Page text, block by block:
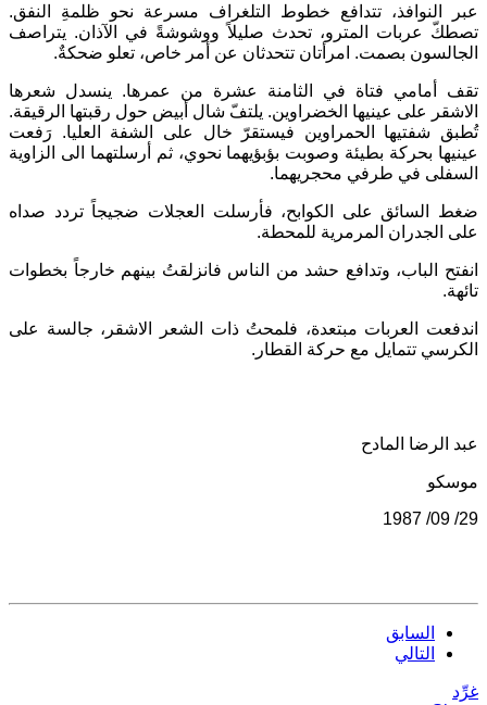
عبر النوافذ، تتدافع خطوط التلغراف مسرعة نحو ظلمةِ النفق.
تصطكّ عربات المترو، تحدث صليلاً ووشوشةً في الآذان. يتراصف
الجالسون بصمت. امرأتان تتحدثان عن أمر خاص، تعلو ضحكةٌ.
تقف أمامي فتاة في الثامنة عشرة من عمرها. ينسدل شعرها
الاشقر على عينيها الخضراوين. يلتفّ شال أبيض حول رقبتها الرقيقة.
تُطبق شفتيها الحمراوين فيستقرّ خال على الشفة العليا. رَفعت
عينيها بحركة بطيئة وصوبت بؤبؤيهما نحوي، ثم أرسلتهما الى الزاوية
السفلى في طرفي محجريهما.
ضغط السائق على الكوابح، فأرسلت العجلات ضجيجاً تردد صداه
على الجدران المرمرية للمحطة.
انفتح الباب، وتدافع حشد من الناس فانزلقتُ بينهم خارجاً بخطوات
تائهة.
اندفعت العربات مبتعدة، فلمحتُ ذات الشعر الاشقر، جالسة على
الكرسي تتمايل مع حركة القطار .
عبد الرضا المادح
موسكو
29/ 09/ 1987
السابق
التالي
غرِّد